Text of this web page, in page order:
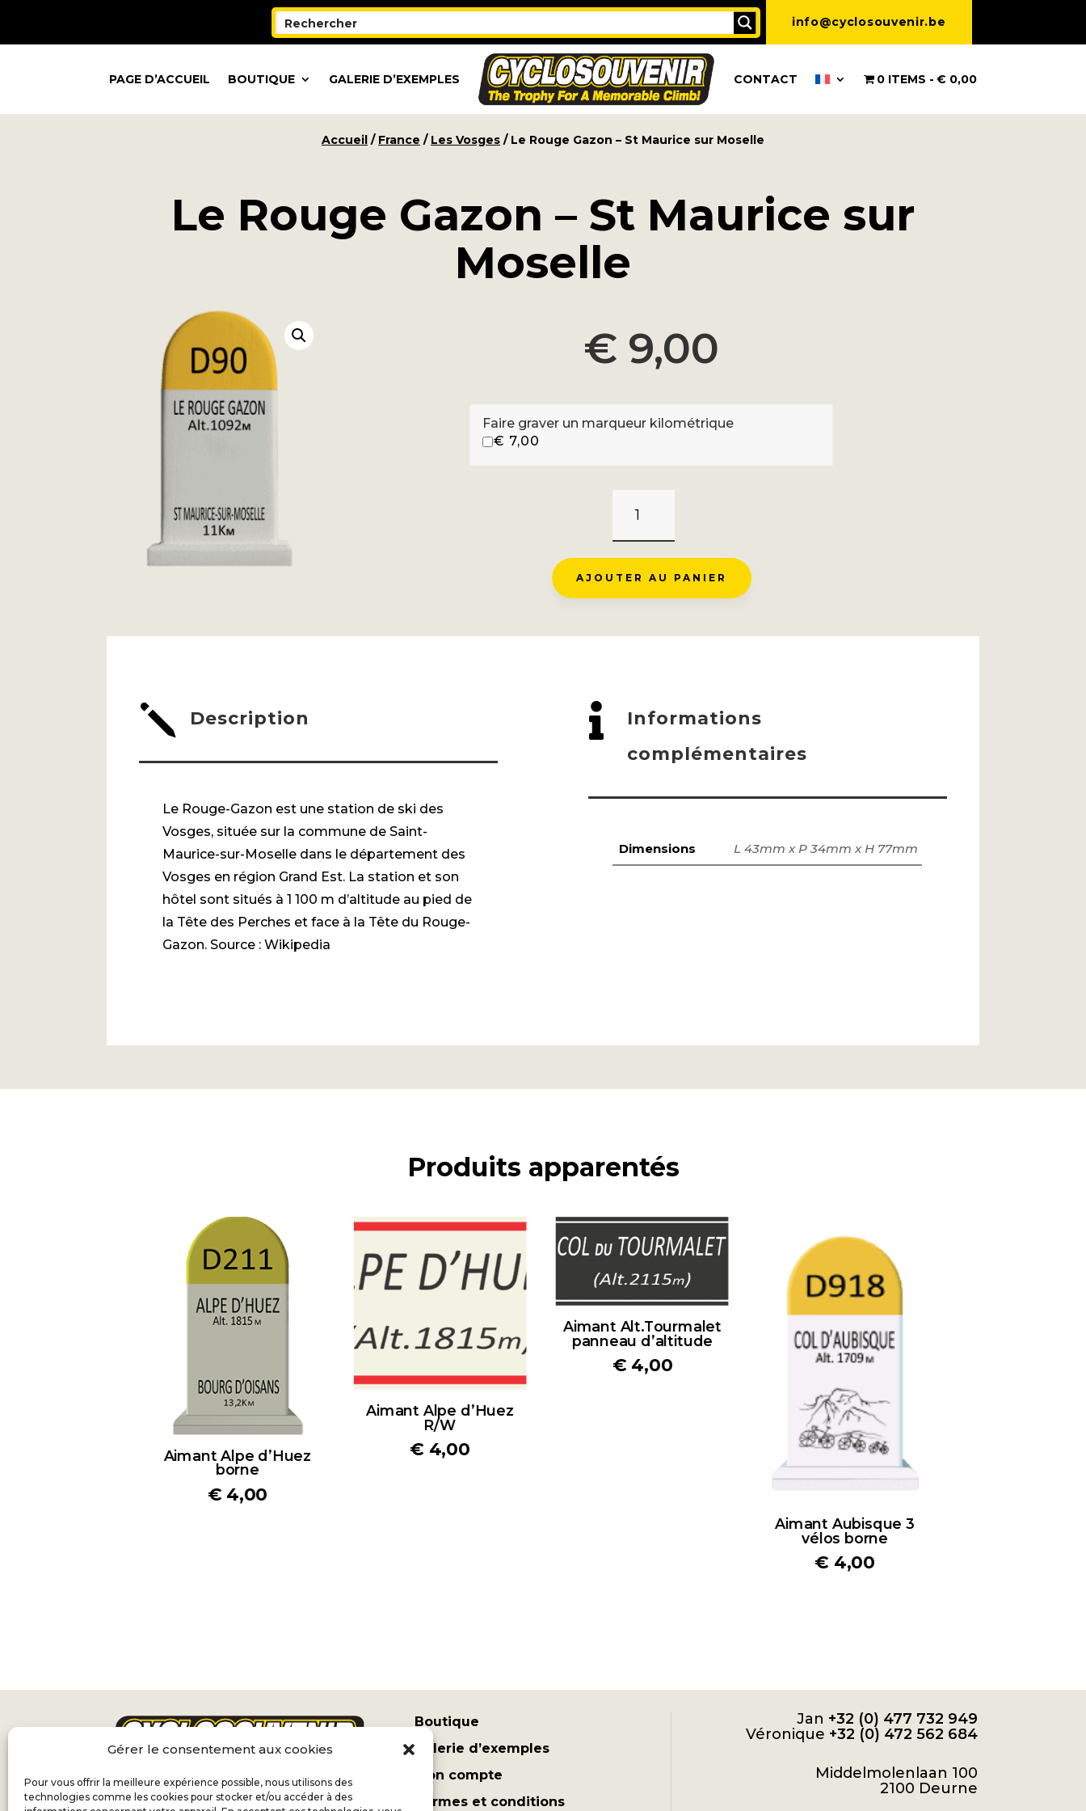
Gérer le consentement aux cookies
Pour vous offrir la meilleure expérience possible, nous utilisons des
technologies comme les cookies pour stocker et/ou accéder à des
info@cyclosouvenir.be
PAGE D’ACCUEIL BOUTIQUE GALERIE D’EXEMPLES CONTACT 0 ITEMS € 0,00
Accueil / France / Les Vosges / Le Rouge Gazon – St Maurice sur Moselle
Le Rouge Gazon – St Maurice sur
Moselle
€ 9,00
Faire graver un marqueur kilométrique
€ 7,00
LE
ST
AJOUTER AU PANIER
j Description
Le Rouge-Gazon est une station de ski des
Vosges, située sur la commune de Saint-
Maurice-sur-Moselle dans le département des
Vosges en région Grand Est. La station et son
hôtel sont situés à 1 100 m d’altitude au pied de
la Tête des Perches et face à la Tête du Rouge-
Gazon. Source : Wikipedia

Informations
complémentaires
Dimensions L 43mm x P 34mm x H 77mm
Produits apparentés
Aimant Alpe d’Huez
borne
€4,00
Aimant Alpe d’Huez
R/W
€ 4,00
Aimant Alt.Tourmalet
panneau d’altitude
€4,00
Aimant Aubisque 3
vélos borne
€ 4,00
Boutique
Galerie d’exemples
Mon compte
Termes et conditions
Jan +32 (0) 477 732 949
Véronique +32 (0) 472 562 684
Middelmolenlaan 100
2100 Deurne